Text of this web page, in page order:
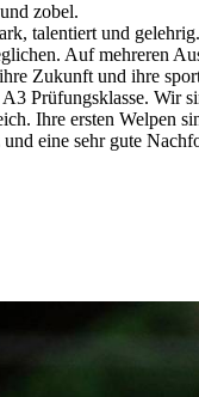
zobel.
talentiert und
Auf mehreren
Zukunft und ihre
Prüfungsklasse. Wir
Ihre ersten Welpen
eine sehr gute